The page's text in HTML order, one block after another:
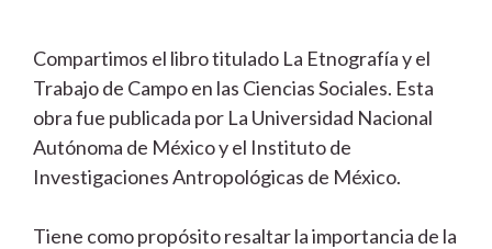
Compartimos el libro titulado La Etnografía y el
Trabajo de Campo en las Ciencias Sociales. Esta
obra fue publicada por La Universidad Nacional
Autónoma de México y el Instituto de
Investigaciones Antropológicas de México.
Tiene como propósito resaltar la importancia de la